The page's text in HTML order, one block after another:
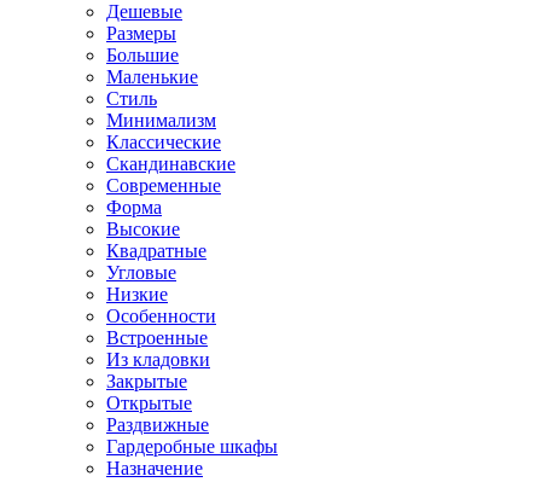
Дешевые
Размеры
Большие
Маленькие
Стиль
Минимализм
Классические
Скандинавские
Современные
Форма
Высокие
Квадратные
Угловые
Низкие
Особенности
Встроенные
Из кладовки
Закрытые
Открытые
Раздвижные
Гардеробные шкафы
Назначение